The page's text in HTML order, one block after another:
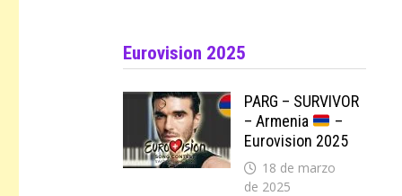
Eurovision 2025
PARG – SURVIVOR
– Armenia
–
Eurovision 2025
18 de marzo
de 2025